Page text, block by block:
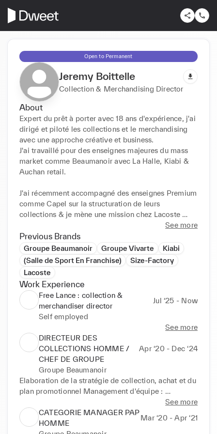
Open to Permanent
Jeremy Boittelle
Collection & Merchandising Director
About
Expert du prêt à porter avec 18 ans d'expérience, j'ai
dirigé et piloté les collections et le merchandising
avec une approche créative et business.
J'ai travaillé pour des enseignes majeures du mass
market comme Beaumanoir avec La Halle, Kiabi &
Auchan retail.
J'ai récemment accompagné des enseignes Premium
comme Capel sur la structuration de leurs
collections & je mène une mission chez Lacoste
dans le développement des collections Homme.
Habitué à gérer des équipes, et des projets
complexes, j'ai une vision créative et le sens du
management de transition, collection strategy,
product management, merchandising, et
See more
Previous Brands
Groupe Beaumanoir Groupe Vivarte
Kiabi
(Salle de Sport En Franchise)
Size-Factory
Lacoste
Work Experience
Free Lance : collection &
merchandiser director
Jul ‘25 - Now
Self employed
See more
DIRECTEUR DES
COLLECTIONS HOMME /
CHEF DE GROUPE
Apr ‘20 - Dec ‘24
Groupe Beaumanoir
Elaboration de la stratégie de collection, achat et du
plan promotionnel Management d'équipe :
coordination des équipes offre, style et contrôle de
gestion achat du pôle (17 personnes) Définition des
orientations budgétaires, validation des collections
See more
CATEGORIE MANAGER PAP
HOMME
Mar ‘20 - Apr ‘21